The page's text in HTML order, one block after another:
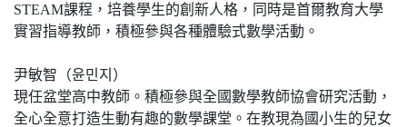
STEAM課程，培養學生的創新人格，同時是首爾教育大學
實習指導教師，積極參與各種體驗式數學活動。
尹敏智（윤민지）
現任盆堂高中教師。積極參與全國數學教師協會研究活動，
全心全意打造生動有趣的數學課堂。在教現為國小生的兒女